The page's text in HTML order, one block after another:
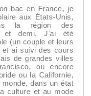
bac en France, je
aux États-Unis,
la région des
et demi. J'ai été
(un couple et leurs
ai suivi des cours
de grandes villes
ou encore
ou la Californie,
dans un état
culture et au mode